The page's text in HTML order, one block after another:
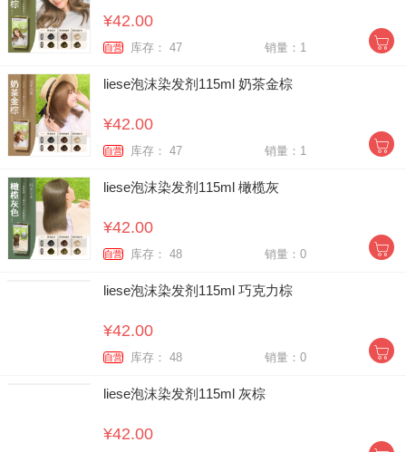
¥42.00
自营 库存： 47 销量：1
liese泡沫染发剂115ml 奶茶金棕
¥42.00
自营 库存： 47 销量：1
liese泡沫染发剂115ml 橄榄灰
¥42.00
自营 库存： 48 销量：0
liese泡沫染发剂115ml 巧克力棕
¥42.00
自营 库存： 48 销量：0
liese泡沫染发剂115ml 灰棕
¥42.00